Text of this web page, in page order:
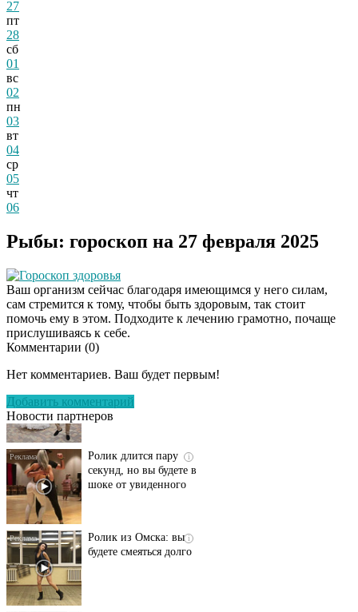
27
пт
28
сб
01
вс
02
пн
03
вт
04
ср
05
чт
06
Рыбы: гороскоп на 27 февраля 2025
Гороскоп здоровья
Ваш организм сейчас благодаря имеющимся у него силам,
сам стремится к тому, чтобы быть здоровым, так стоит
помочь ему в этом. Подходите к лечению грамотно, почаще
прислушиваясь к себе.
Комментарии (0)
Нет комментариев. Ваш будет первым!
Добавить комментарий
Новости партнеров
Этот танец невесты
Пересмотрела 10 раз
шоке от увиденного